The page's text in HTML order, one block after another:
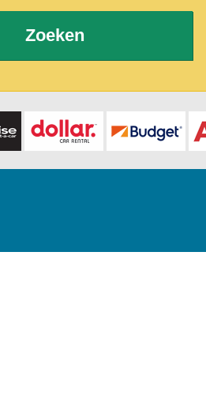
Zoeken